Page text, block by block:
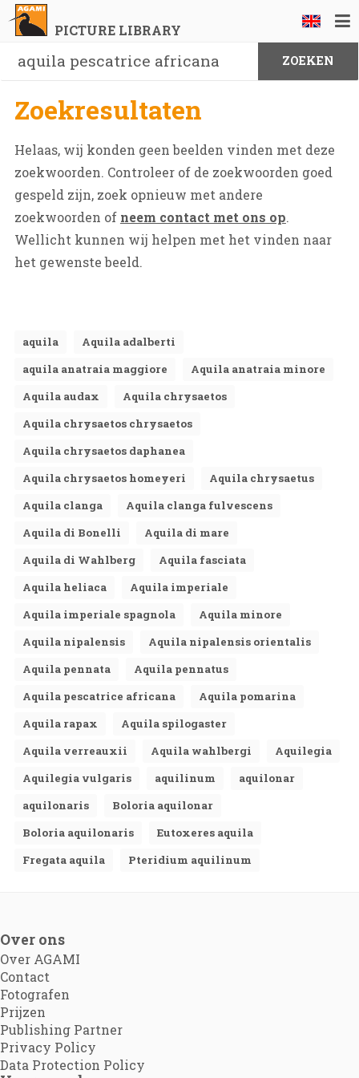
PICTURE LIBRARY
Zoekresultaten
Helaas, wij konden geen beelden vinden met deze
zoekwoorden. Controleer of de zoekwoorden goed
gespeld zijn, zoek opnieuw met andere
zoekwoorden of neem contact met ons op.
Wellicht kunnen wij helpen met het vinden naar
het gewenste beeld.
aquila
Aquila adalberti
aquila anatraia maggiore
Aquila anatraia minore
Aquila audax
Aquila chrysaetos
Aquila chrysaetos chrysaetos
Aquila chrysaetos daphanea
Aquila chrysaetos homeyeri
Aquila chrysaetus
Aquila clanga
Aquila clanga fulvescens
Aquila di Bonelli
Aquila di mare
Aquila di Wahlberg
Aquila fasciata
Aquila heliaca
Aquila imperiale
Aquila imperiale spagnola
Aquila minore
Aquila nipalensis
Aquila nipalensis orientalis
Aquila pennata
Aquila pennatus
Aquila pescatrice africana
Aquila pomarina
Aquila rapax
Aquila spilogaster
Aquila verreauxii
Aquila wahlbergi
Aquilegia
Aquilegia vulgaris
aquilinum
aquilonar
aquilonaris
Boloria aquilonar
Boloria aquilonaris
Eutoxeres aquila
Fregata aquila
Pteridium aquilinum
Over ons
Over AGAMI
Contact
Fotografen
Prijzen
Publishing Partner
Privacy Policy
Data Protection Policy